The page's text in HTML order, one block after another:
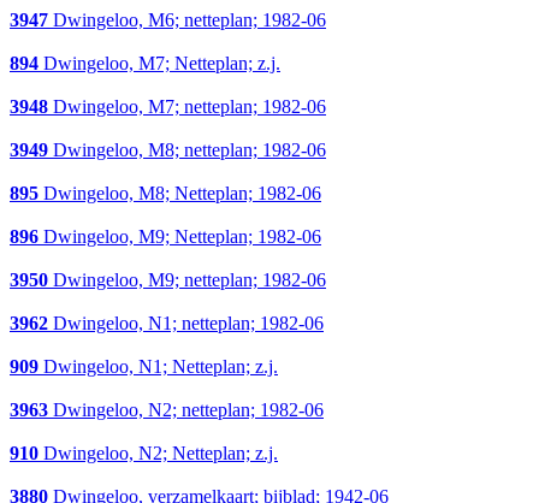
3947 Dwingeloo, M6; netteplan; 1982-06
894 Dwingeloo, M7; Netteplan; z.j.
3948 Dwingeloo, M7; netteplan; 1982-06
3949 Dwingeloo, M8; netteplan; 1982-06
895 Dwingeloo, M8; Netteplan; 1982-06
896 Dwingeloo, M9; Netteplan; 1982-06
3950 Dwingeloo, M9; netteplan; 1982-06
3962 Dwingeloo, N1; netteplan; 1982-06
909 Dwingeloo, N1; Netteplan; z.j.
3963 Dwingeloo, N2; netteplan; 1982-06
910 Dwingeloo, N2; Netteplan; z.j.
3880 Dwingeloo, verzamelkaart; bijblad; 1942-06